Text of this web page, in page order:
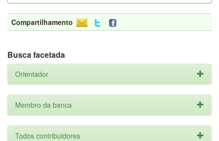
Compartilhamento
Busca facetada
Orientador
Membro da banca
Todos contribuidores